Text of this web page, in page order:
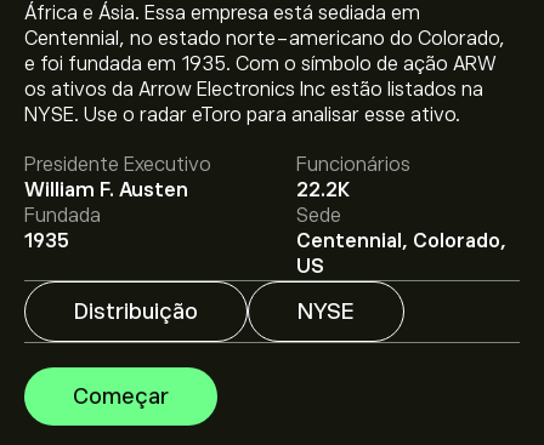
África e Ásia. Essa empresa está sediada em
Centennial, no estado norte-americano do Colorado,
e foi fundada em 1935. Com o símbolo de ação ARW
os ativos da Arrow Electronics Inc estão listados na
NYSE. Use o radar eToro para analisar esse ativo.
Presidente Executivo
William F. Austen
Funcionários
22.2K
Fundada
1935
Sede
Centennial, Colorado,
US
Distribuição NYSE
Começar
O preço atual da ARW é 203.51‎$‎.
O preço médio alvo para Arrow Electronics Inc é
203.51‎$‎.
na eToro para previsões detalhadas de
analistas e metas de preço.
Os analistas oferecem previsões para Arrow
Electronics Inc com base em tendências de mercado,
relatórios financeiros e projeções de crescimento.
Descubra a previsão mais recente para os movimentos
futuros dos preços.
A capitalização bolsista de Arrow Electronics Inc é